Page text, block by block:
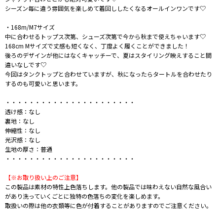
シーズン毎に違う雰囲気を楽しめて着回ししたくなるオールインワンです♡
・168m/M7サイズ
中に合わせるトップス次第、シューズ次第で今から秋まで使えちゃいます♡
168cm Mサイズで丈感も短くなく、丁度よく履くことができました！
後ろのデザインが他にはなくキャッチーで、夏はスタイリング映えすること間
違いなしです♡
今回はタンクトップと合わせていますが、秋になったらタートルを合わせたり
するのも可愛いと思います。
・・・・・・・・・・・・・・・・・・・・・・
透け感：なし
裏地：なし
伸縮性：なし
光沢感：なし
生地の厚さ：普通
・・・・・・・・・・・・・・・・・・・・・・
【※お取り扱い上のご注意】
この製品は素材の特性上色落ちします。他の製品では味わえない自然な風合い
があり洗っていくごとに独特の色落ちの変化を楽しめます。
取扱いの際は他の衣類等に色が付着することがありますのでご注意ください。